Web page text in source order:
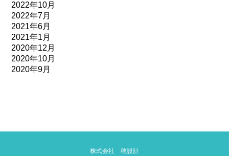
2022年10月
2022年7月
2021年6月
2021年1月
2020年12月
2020年10月
2020年9月
株式会社 穂設計